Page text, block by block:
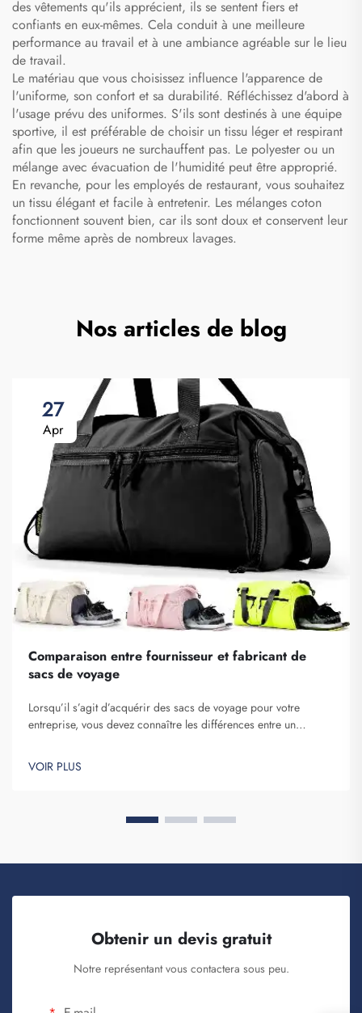
des vêtements qu'ils apprécient, ils se sentent fiers et
confiants en eux-mêmes. Cela conduit à une meilleure
performance au travail et à une ambiance agréable sur le lieu
de travail.
Le matériau que vous choisissez influence l'apparence de
l'uniforme, son confort et sa durabilité. Réfléchissez d'abord à
l'usage prévu des uniformes. S'ils sont destinés à une équipe
sportive, il est préférable de choisir un tissu léger et respirant
afin que les joueurs ne surchauffent pas. Le polyester ou un
mélange avec évacuation de l'humidité peut être approprié.
En revanche, pour les employés de restaurant, vous souhaitez
un tissu élégant et facile à entretenir. Les mélanges coton
fonctionnent souvent bien, car ils sont doux et conservent leur
forme même après de nombreux lavages.
Nos articles de blog
27
Apr
Comparaison entre fournisseur et fabricant de
sacs de voyage
Lorsqu’il s’agit d’acquérir des sacs de voyage pour votre
entreprise, vous devez connaître les différences entre un
entreprises qui vendent des articles, tandis que les fabricants
les produisent. Fuzhou Saipulang Trading est un bon choix pour
VOIR PLUS
Obtenir un devis gratuit
Notre représentant vous contactera sous peu.